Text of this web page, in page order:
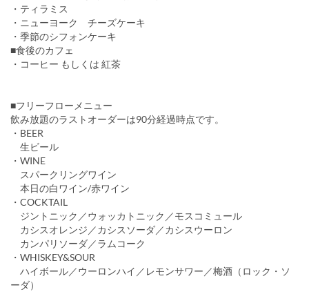
・ティラミス
・ニューヨーク チーズケーキ
・季節のシフォンケーキ
■食後のカフェ
・コーヒー もしくは 紅茶
■フリーフローメニュー
飲み放題のラストオーダーは90分経過時点です。
・BEER
生ビール
・WINE
スパークリングワイン
本日の白ワイン/赤ワイン
・COCKTAIL
ジントニック／ウォッカトニック／モスコミュール
カシスオレンジ／カシスソーダ／カシスウーロン
カンパリソーダ／ラムコーク
・WHISKEY&SOUR
ハイボール／ウーロンハイ／レモンサワー／梅酒（ロック・ソ
ーダ）